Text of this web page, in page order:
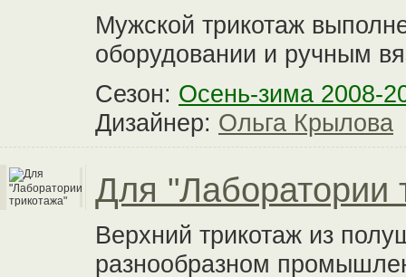
Мужской трикотаж
оборудовании и ручным
Сезон: Осень-зима 2008-
Дизайнер: Ольга Крылова
Для "Лаборатории
Верхний трикотаж из
разнообразном